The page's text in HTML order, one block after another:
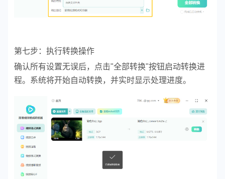
第七步：执行转换操作
确认所有设置无误后，点击"全部转换"按钮启动转换进
程。系统将开始自动转换，并实时显示处理进度。